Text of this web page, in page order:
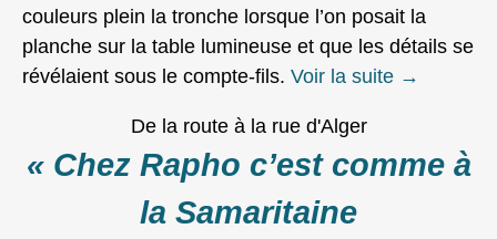
couleurs plein la tronche lorsque l’on posait la
planche sur la table lumineuse et que les détails se
révélaient sous le compte-fils. Voir la suite →
De la route à la rue d'Alger
« Chez Rapho c’est comme à
la Samaritaine